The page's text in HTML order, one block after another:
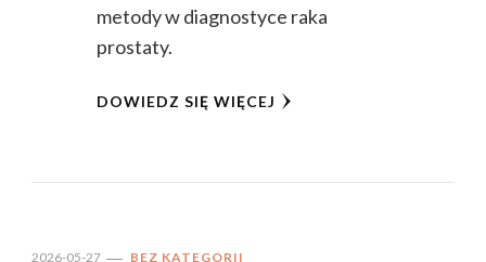
metody w diagnostyce raka
prostaty.
DOWIEDZ SIĘ WIĘCEJ
2026-05-27 BEZ KATEGORII